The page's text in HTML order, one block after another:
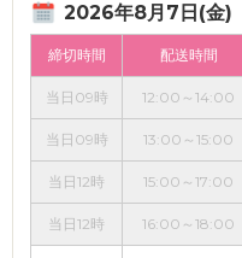
2026年8月7日(金)
締切時間 配送時間
当日09時 12:00～14:00
当日09時 13:00～15:00
当日12時 15:00～17:00
当日12時 16:00～18:00